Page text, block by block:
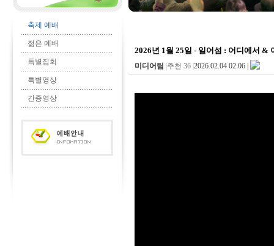
축제 예배
젊은 예배
특별집회
특별영상
간증영상
2026년 1월 25일 - 일어섬 : 어디에서 &
미디어팀 추천 36 2026.02.04 02:06 |